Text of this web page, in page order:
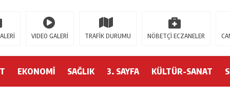
VIDEO GALERİ TRAFİK DURUMU NÖBETÇİ ECZANELER
EKONOMİ SAĞLIK 3. SAYFA KÜLTÜR-SANAT